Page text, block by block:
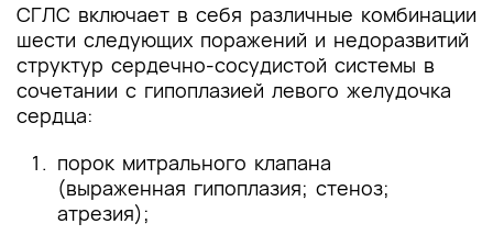
СГЛС включает в себя различные комбинации
шести следующих поражений и недоразвитий
структур сердечно-сосудистой системы в
сочетании с гипоплазией левого желудочка
сердца:
порок митрального клапана
(выраженная гипоплазия; стеноз;
атрезия);